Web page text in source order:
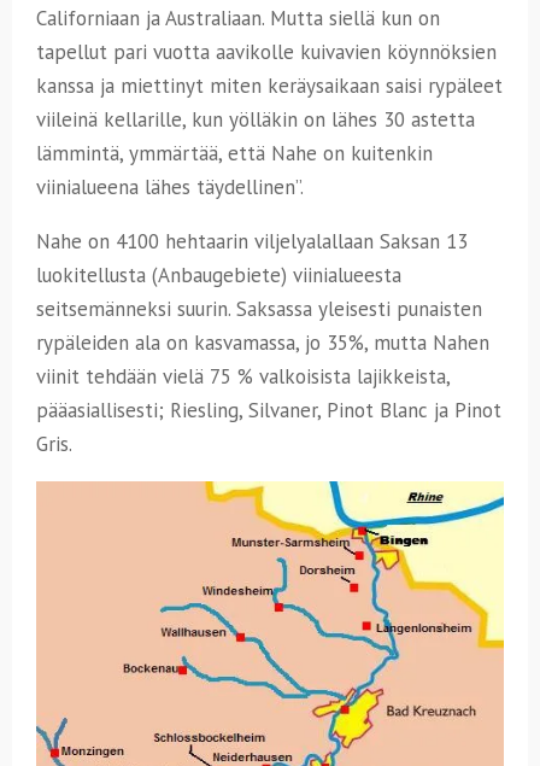
Californiaan ja Australiaan. Mutta siellä kun on
tapellut pari vuotta aavikolle kuivavien köynnöksien
kanssa ja miettinyt miten keräysaikaan saisi rypäleet
viileinä kellarille, kun yölläkin on lähes 30 astetta
lämmintä, ymmärtää, että Nahe on kuitenkin
viinialueena lähes täydellinen”.
Nahe on 4100 hehtaarin viljelyalallaan Saksan 13
luokitellusta (Anbaugebiete) viinialueesta
seitsemänneksi suurin. Saksassa yleisesti punaisten
rypäleiden ala on kasvamassa, jo 35%, mutta Nahen
viinit tehdään vielä 75 % valkoisista lajikkeista,
pääasiallisesti; Riesling, Silvaner, Pinot Blanc ja Pinot
Gris.